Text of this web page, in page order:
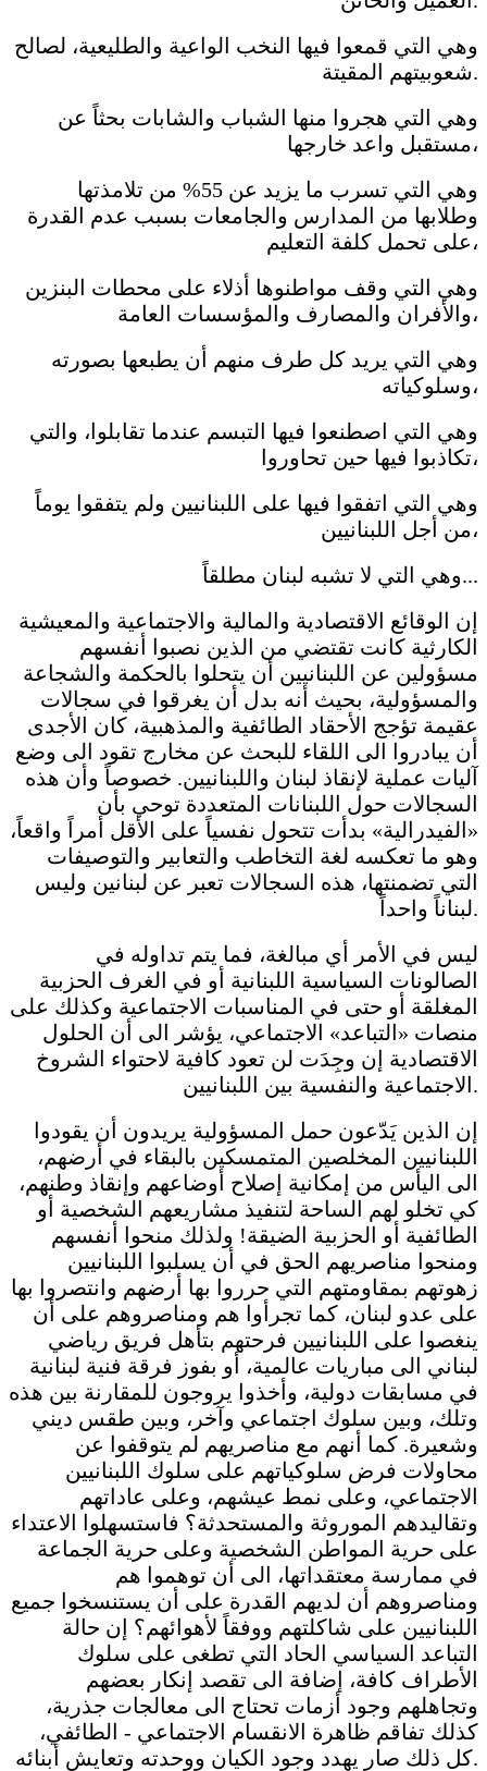
وهي التي قمعوا فيها النخب الواعية والطليعية، لصالح
شعوبيتهم المقيتة.
وهي التي هجروا منها الشباب والشابات بحثاً عن
مستقبل واعد خارجها،
وهي التي تسرب ما يزيد عن 55% من تلامذتها
وطلابها من المدارس والجامعات بسبب عدم القدرة
على تحمل كلفة التعليم،
وهي التي وقف مواطنوها أذلاء على محطات البنزين
والأفران والمصارف والمؤسسات العامة،
وهي التي يريد كل طرف منهم أن يطبعها بصورته
وسلوكياته،
وهي التي اصطنعوا فيها التبسم عندما تقابلوا، والتي
تكاذبوا فيها حين تحاوروا،
وهي التي اتفقوا فيها على اللبنانيين ولم يتفقوا يوماً
من أجل اللبنانيين،
وهي التي لا تشبه لبنان مطلقاً...
إن الوقائع الاقتصادية والمالية والاجتماعية والمعيشية
الكارثية كانت تقتضي من الذين نصبوا أنفسهم
مسؤولين عن اللبنانيين أن يتحلوا بالحكمة والشجاعة
والمسؤولية، بحيث أنه بدل أن يغرقوا في سجالات
عقيمة تؤجج الأحقاد الطائفية والمذهبية، كان الأجدى
أن يبادروا الى اللقاء للبحث عن مخارج تقود الى وضع
آليات عملية لإنقاذ لبنان واللبنانيين. خصوصاً وأن هذه
السجالات حول اللبنانات المتعددة توحي بأن
«الفيدرالية» بدأت تتحول نفسياً على الأقل أمراً واقعاً،
وهو ما تعكسه لغة التخاطب والتعابير والتوصيفات
التي تضمنتها، هذه السجالات تعبر عن لبنانين وليس
لبناناً واحداً.
ليس في الأمر أي مبالغة، فما يتم تداوله في
الصالونات السياسية اللبنانية أو في الغرف الحزبية
المغلقة أو حتى في المناسبات الاجتماعية وكذلك على
منصات «التباعد» الاجتماعي، يؤشر الى أن الحلول
الاقتصادية إن وجِدَت لن تعود كافية لاحتواء الشروخ
الاجتماعية والنفسية بين اللبنانيين.
إن الذين يَدّعون حمل المسؤولية يريدون أن يقودوا
اللبنانيين المخلصين المتمسكين بالبقاء في أرضهم،
الى اليأس من إمكانية إصلاح أوضاعهم وإنقاذ وطنهم،
كي تخلو لهم الساحة لتنفيذ مشاريعهم الشخصية أو
الطائفية أو الحزبية الضيقة! ولذلك منحوا أنفسهم
ومنحوا مناصريهم الحق في أن يسلبوا اللبنانيين
زهوتهم بمقاومتهم التي حرروا بها أرضهم وانتصروا بها
على عدو لبنان، كما تجرأوا هم ومناصروهم على أن
ينغصوا على اللبنانيين فرحتهم بتأهل فريق رياضي
لبناني الى مباريات عالمية، أو بفوز فرقة فنية لبنانية
في مسابقات دولية، وأخذوا يروجون للمقارنة بين هذه
وتلك، وبين سلوك اجتماعي وآخر، وبين طقس ديني
وشعيرة. كما أنهم مع مناصريهم لم يتوقفوا عن
محاولات فرض سلوكياتهم على سلوك اللبنانيين
الاجتماعي، وعلى نمط عيشهم، وعلى عاداتهم
وتقاليدهم الموروثة والمستحدثة؟ فاستسهلوا الاعتداء
على حرية المواطن الشخصية وعلى حرية الجماعة
في ممارسة معتقداتها، الى أن توهموا هم
ومناصروهم أن لديهم القدرة على أن يستنسخوا جميع
اللبنانيين على شاكلتهم ووفقاً لأهوائهم؟ إن حالة
التباعد السياسي الحاد التي تطغى على سلوك
الأطراف كافة، إضافة الى تقصد إنكار بعضهم
وتجاهلهم وجود أزمات تحتاج الى معالجات جذرية،
كذلك تفاقم ظاهرة الانقسام الاجتماعي - الطائفي،
كل ذلك صار يهدد وجود الكيان ووحدته وتعايش أبنائه.